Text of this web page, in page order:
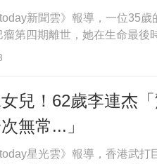
新聞雲》報導，一位35
瘤第四期離世，她在生命最後
兒！62歲李連杰
無常...」
星光雲》報導，香港武打